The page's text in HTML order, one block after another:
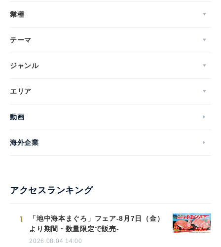
業種
テーマ
ジャンル
エリア
動画
海外企業
アクセスランキング
1
「地中海本まぐろ」フェア-8月7日（金）
より期間・数量限定で販売-
2026.08.04 14:00